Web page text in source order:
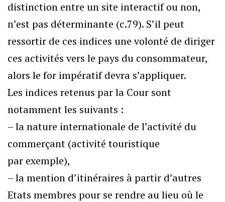
distinction entre un site interactif ou non,
n’est pas déterminante (c.79). S’il peut
ressortir de ces indices une volonté de diriger
ces activités vers le pays du consommateur,
alors le for impératif devra s’appliquer.
Les indices retenus par la Cour sont
notamment les suivants :
– la nature internationale de l’activité du
commerçant (activité touristique
par exemple),
– la mention d’itinéraires à partir d’autres
Etats membres pour se rendre au lieu où le